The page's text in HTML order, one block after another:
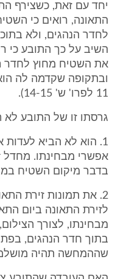
יחד עם זאת, כשצירף
התאונה, רואים כי
לחדר הנהגים, ולא
השיב על כך התובע כי
את השטיח מחוץ לחדר
ובתקופה שקדמה לה
11 לפרו' ש' 14-15).
גרסתו זו של התובע
1. הוא לא הביא
אפשרי מבחינתו. מחדל
בדבר מיקום השטיח
2. את תמונות זירת
לזירת התאונה ביום
מבחינתו, לצורך
בתוך חדר הנהגים,
שההמחשה תהיה